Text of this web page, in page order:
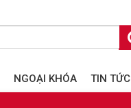
NGOẠI KHÓA TIN TỨC